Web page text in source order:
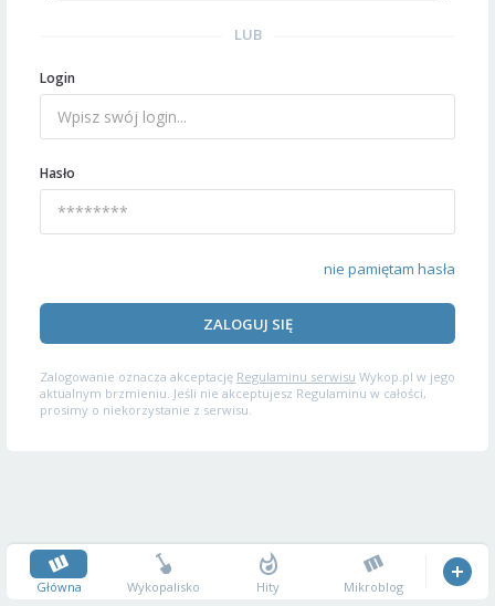
LUB
Login
Hasło
nie pamiętam hasła
ZALOGUJ SIĘ
Zalogowanie oznacza akceptację Regulaminu serwisu Wykop.pl w jego
aktualnym brzmieniu. Jeśli nie akceptujesz Regulaminu w całości,
prosimy o niekorzystanie z serwisu.
Główna Wykopalisko Hity Mikroblog